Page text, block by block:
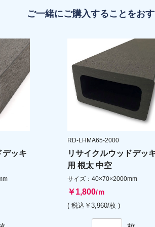
ご一緒にご購入することをお
デッキ
RD-LHMA65-2000
リサイクルウッドデッ
用 根太 中空
サイズ：40×70×2000mm
￥1,800/ｍ
( 税込￥3,960/枚 )